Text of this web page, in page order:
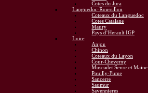
Cotes du Jura
Languedoc-Roussillon
Coteaux du Languedoc
Cotes Catalane
Maury
Pays d’Herault IGP
Loire
Anjou
Chinon
Coteaux du Layon
Cour-Cheverny
Muscadet Sevre et Maine
Pouilly-Fume
Sancerre
Saumur
Savennieres